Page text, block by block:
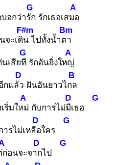
อกว่ารัก
G
รักเธอเสมอ
A
จะเดิน
F#m
ไปทั้งน้ำตา
Bm
นเสียที
G
รักอันยิ่งใหญ่
A
กแล้ว
D
ฝันอันยาวไกล
B
ริ่มใหม่
A
กับการไม่มีเ
D
ธอ
G
ารไม่เหลือ
D
ใคร
G
ก่อนจะจาก
D
ไป
G